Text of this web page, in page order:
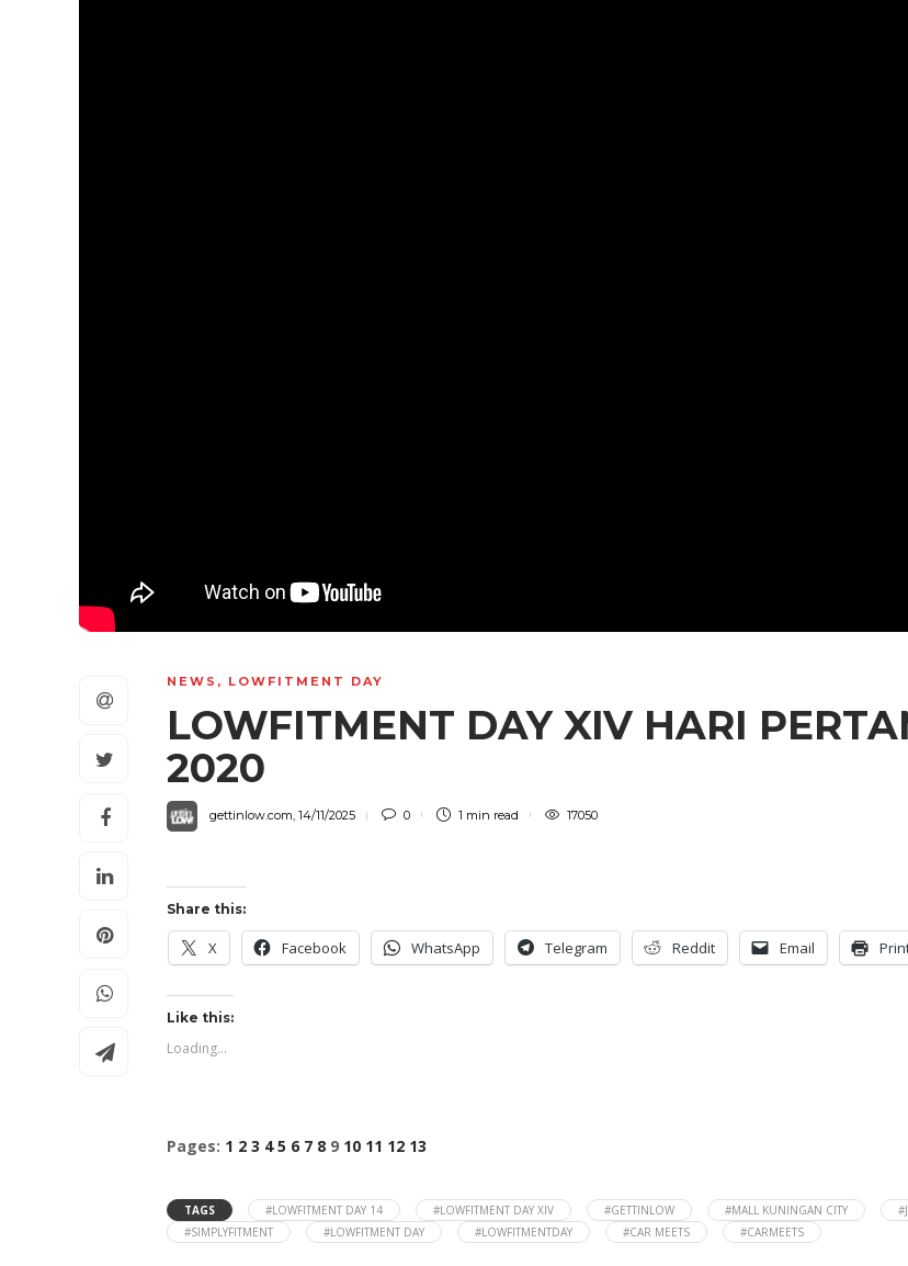
NEWS , LOWFITMENT DAY
LOWFITMENT DAY XIV HARI
2020
gettinlow.com, 14/11/2025 0 1 min read 17050
Share this:
X Facebook WhatsApp Telegram Reddit Email
Like this:
Loading...
Pages: 1 2 3 4 5 6 7 8 9 10 11 12 13
TAGS #LOWFITMENT DAY 14 #LOWFITMENT DAY XIV #GETTINLOW #MALL KUNINGAN CITY
#SIMPLYFITMENT
#LOWFITMENT DAY #LOWFITMENTDAY #CAR MEETS #CARMEETS